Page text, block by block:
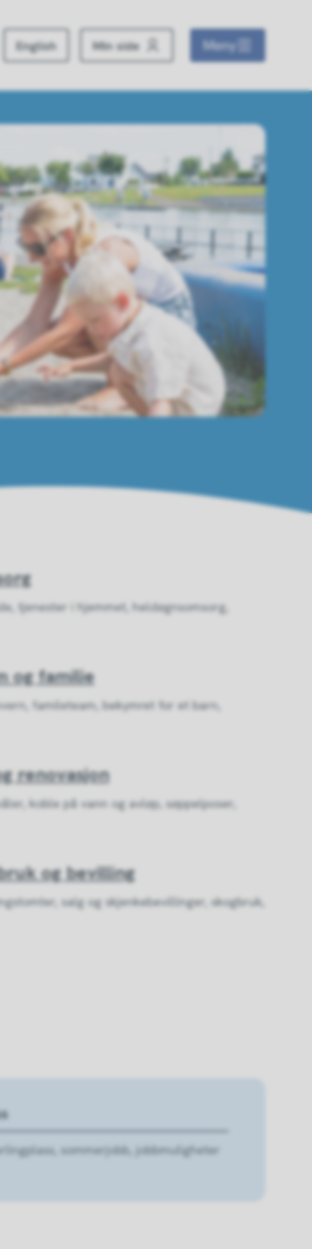
English Min side Meny
tjenester i hjemmet, heldøgnsomsorg,
og familie
famileteam, bekymret for et barn,
renovasjon
koble på vann og avløp, søppelposer,
og bevilling
salg og skjenkebevillinger, skogbruk,
sommerjobb, jobbmuligheter